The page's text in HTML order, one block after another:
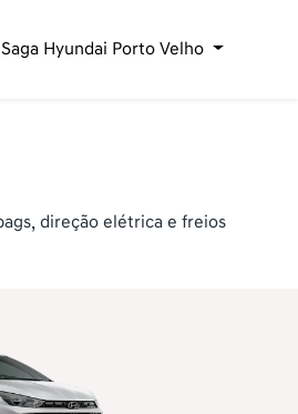
Hyundai Porto Velho
direção elétrica e freios